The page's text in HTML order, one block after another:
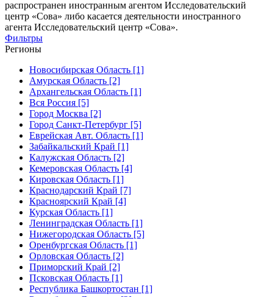
распространен иностранным агентом Исследовательский
центр «Сова» либо касается деятельности иностранного
агента Исследовательский центр «Сова».
Фильтры
Регионы
Новосибирская Область [1]
Амурская Область [2]
Архангельская Область [1]
Вся Россия [5]
Город Москва [2]
Город Санкт-Петербург [5]
Еврейская Авт. Область [1]
Забайкальский Край [1]
Калужская Область [2]
Кемеровская Область [4]
Кировская Область [1]
Краснодарский Край [7]
Красноярский Край [4]
Курская Область [1]
Ленинградская Область [1]
Нижегородская Область [5]
Оренбургская Область [1]
Орловская Область [2]
Приморский Край [2]
Псковская Область [1]
Республика Башкортостан [1]